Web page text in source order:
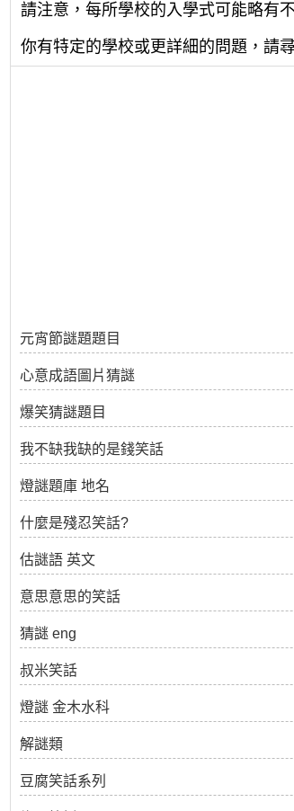
請注意，每所學校的入學式可能略有
你有特定的學校或更詳細的問題，請
元宵節謎題題目
心意成語圖片猜謎
爆笑猜謎題目
我不缺我缺的是錢笑話
燈謎題庫 地名
什麼是殘忍笑話?
估謎語 英文
意思意思的笑話
猜謎 eng
叔米笑話
燈謎 金木水科
解謎類
豆腐笑話系列